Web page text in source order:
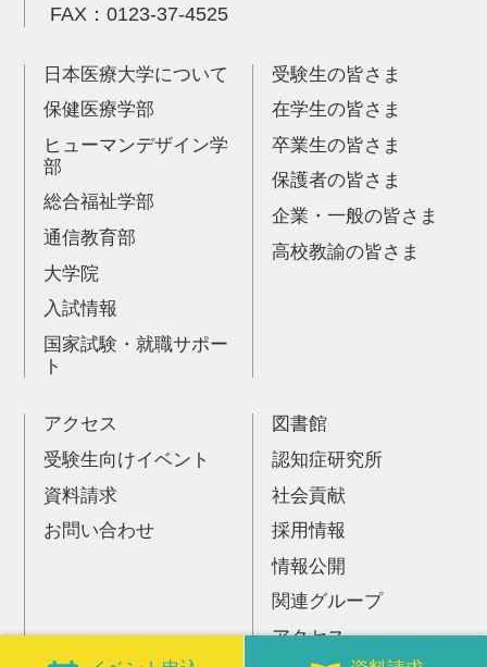
FAX：0123-37-4525
日本医療大学について
保健医療学部
ヒューマンデザイン学
部
総合福祉学部
通信教育部
大学院
入試情報
国家試験・就職サポー
ト
受験生の皆さま
在学生の皆さま
卒業生の皆さま
保護者の皆さま
企業・一般の皆さま
高校教諭の皆さま
アクセス
受験生向けイベント
資料請求
お問い合わせ
図書館
認知症研究所
社会貢献
採用情報
情報公開
関連グループ
アクセス